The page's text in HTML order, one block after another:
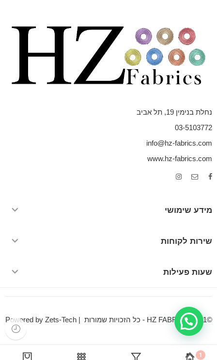
נחלת בנימין 19, תל אביב
03-5103772
info@hz-fabrics.com
www.hz-fabrics.com
מידע שימושי
שירות לקוחות
שעות פעילות
©HZ FABRICS 2021 - כל הזכויות שמורות | Powered by Zets-Tech